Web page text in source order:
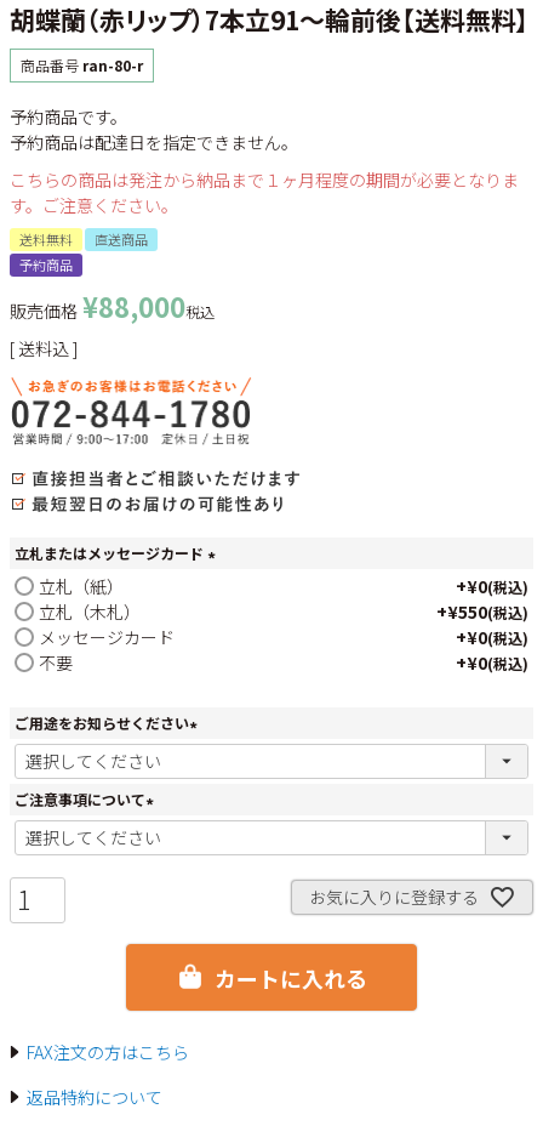
胡蝶蘭（赤リップ）7本立91～輪前後【送料無料】
商品番号 ran-80-r
予約商品です。
予約商品は配達日を指定できません。
こちらの商品は発注から納品まで１ヶ月程度の期間が必要となりま
す。ご注意ください。
送料無料
直送商品
予約商品
販売価格 ¥88,000税込
送料込
立札またはメッセージカード
立札（紙） +¥0 税込
立札（木札） +¥550 税込
メッセージカード +¥0 税込
不要 +¥0 税込
ご用途をお知らせください
(
)
ご注意事項について
(
必
お気に入りに登録する
カートに入れる
FAX注文の方はこちら
返品特約について